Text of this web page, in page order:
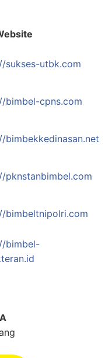
sukses-utbk.com
bimbel-cpns.com
bimbekkedinasan.net
pknstanbimbel.com
bimbeltnipolri.com
bimbel-